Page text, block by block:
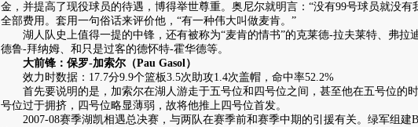
金，并提高了现役球员的待遇，博得举世尊重。奥尼尔就明言：“没有99号球员就没有
全部费用。套用一句俗话来评价他，“有一种伟大叫做麦肯。”
湖人队史上值得一提的中锋，还有被称为“麦肯的情书”的克莱德-拉夫莱特、弗拉
德鲁-拜纳姆、和只是过客的德怀特-霍华德等。
大前锋：保罗-加索尔（Pau Gasol）
效力时数据：17.7分9.9个篮板3.5次助攻1.4次盖帽，命中率52.2%
首先要说明的是，加索尔在湖人游走于五号位和四号位之间，甚至他在五号位的
号位过于拥挤，四号位略显薄弱，故将他推上四号位首发。
2007-08赛季湖凯相遇总决赛，与两队在赛季前和赛季中期的引援有关。绿军组建